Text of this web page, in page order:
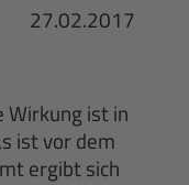
27.02.2017
Wirkung ist in
ist vor dem
ergibt sich